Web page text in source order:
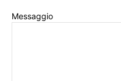
Messaggio